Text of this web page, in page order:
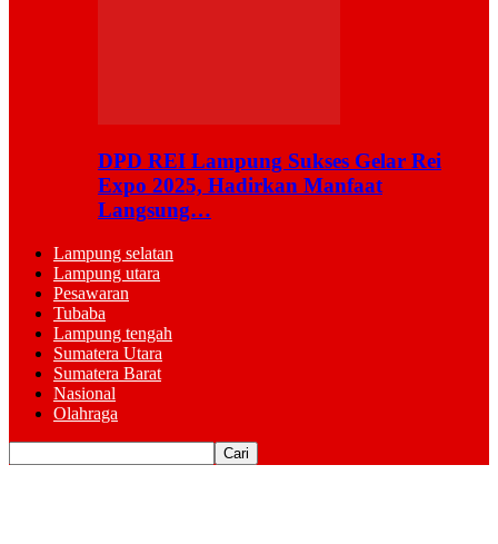
DPD REI Lampung Sukses Gelar Rei
Expo 2025, Hadirkan Manfaat
Langsung…
Lampung selatan
Lampung utara
Pesawaran
Tubaba
Lampung tengah
Sumatera Utara
Sumatera Barat
Nasional
Olahraga